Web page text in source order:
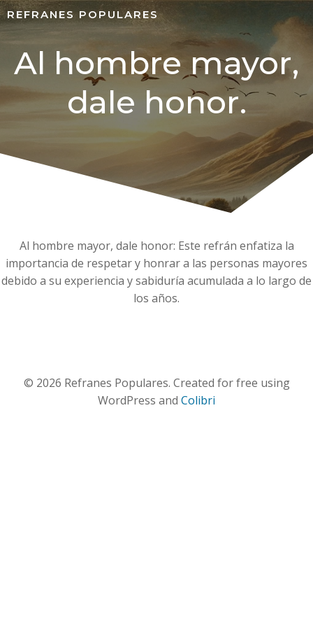
REFRANES POPULARES
Al hombre mayor,
dale honor.
Al hombre mayor, dale honor: Este refrán enfatiza la
importancia de respetar y honrar a las personas mayores
debido a su experiencia y sabiduría acumulada a lo largo de
los años.
© 2026 Refranes Populares. Created for free using
WordPress and Colibri